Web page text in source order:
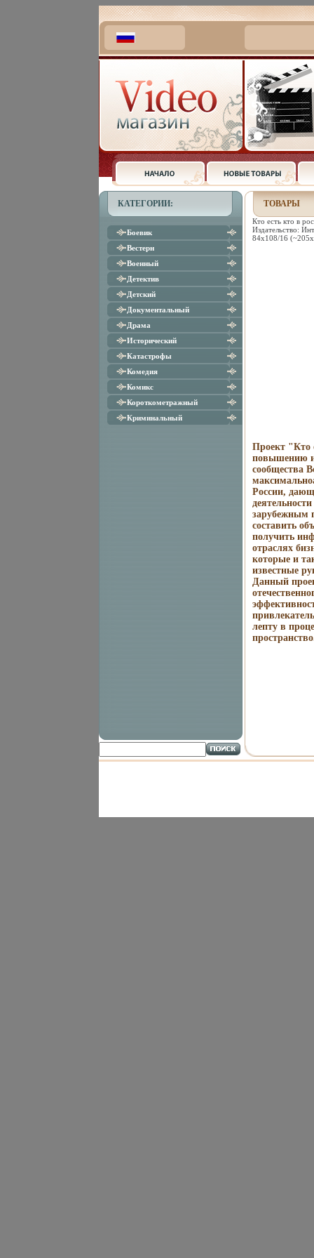
КАТЕГОРИИ:
Боевик
Вестерн
Военный
Детектив
Детский
Документальный
Драма
Исторический
Катастрофы
Комедия
Комикс
Короткометражный
Криминальный
ТОВАРЫ
Кто есть кто в
Издательство:
84x108/16
Проект "Кто
повышению
сообщества
России,
зарубежным
составить
получить
отраслях
которые и
известные
Данный
лепту в